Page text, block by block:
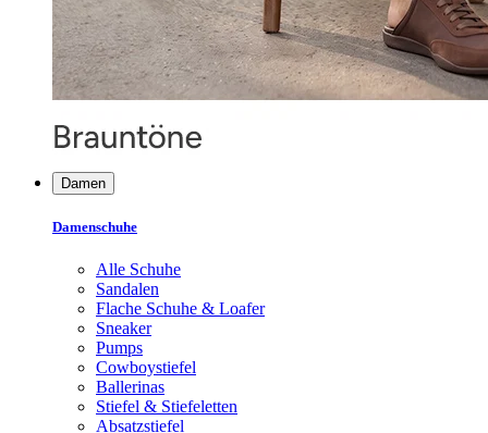
Damen
Damenschuhe
Alle Schuhe
Sandalen
Flache Schuhe & Loafer
Sneaker
Pumps
Cowboystiefel
Ballerinas
Stiefel & Stiefeletten
Absatzstiefel